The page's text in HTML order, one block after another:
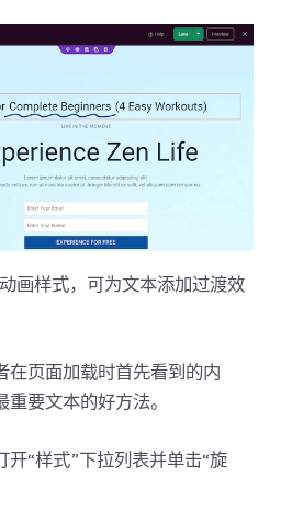
画样式，可为文本添加过渡效
在页面加载时首先看到的内
要文本的好方法。
开“样式”下拉列表并单击“旋